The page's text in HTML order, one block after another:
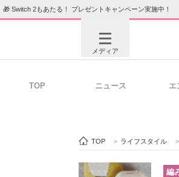
🎁 Switch 2もあたる！ プレゼントキャンペーン実施中！
メディア
ビジネスと働き方のヒ
TOP ニュース エ
TOP > ライフスタイル >
編